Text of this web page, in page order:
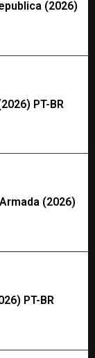
(2026)
PT-BR
(2026)
PT-BR